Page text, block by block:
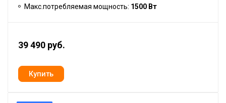
Макс.потребляемая мощность: 1500 Вт
39 490 руб.